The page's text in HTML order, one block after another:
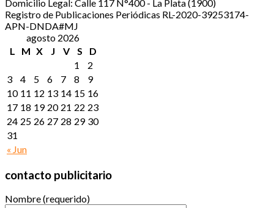
Domicilio Legal: Calle 117 N°400 - La Plata (1900)
Registro de Publicaciones Periódicas RL-2020-39253174-
APN-DNDA#MJ
agosto 2026
L
M X J V S D
« Jun
1
2
3
4 5 6 7 8
9
10 11 12 13 14 15 16
17 18 19 20 21 22 23
24 25 26 27 28 29 30
31
contacto publicitario
Nombre (requerido)